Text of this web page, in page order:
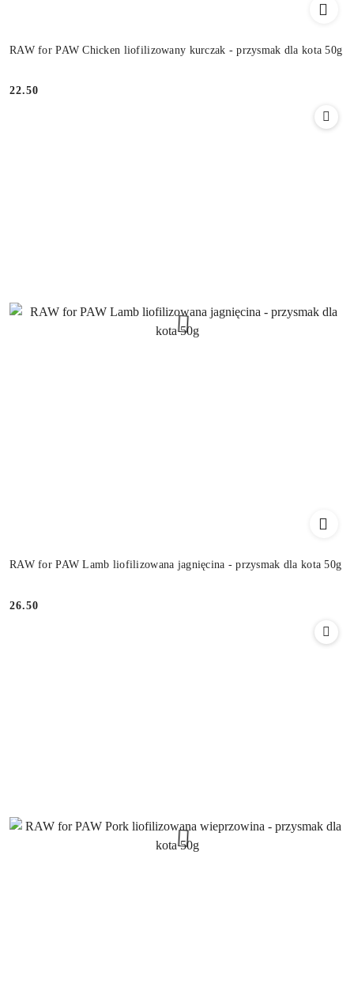
RAW for PAW Chicken liofilizowany kurczak - przysmak dla kota 50g
Cena:
22.50
RAW for PAW Lamb liofilizowana jagnięcina - przysmak dla kota 50g
Cena:
26.50